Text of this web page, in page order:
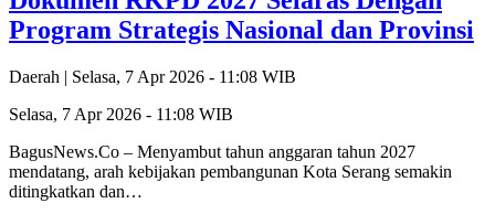
Program Strategis Nasional dan Provinsi
Daerah | Selasa, 7 Apr 2026 - 11:08 WIB
Selasa, 7 Apr 2026 - 11:08 WIB
‎BagusNews.Co – Menyambut tahun anggaran tahun 2027
mendatang, arah kebijakan pembangunan Kota Serang semakin
ditingkatkan dan…